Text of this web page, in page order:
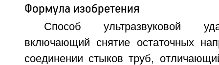
Формула изобретения
Способ ультразвуковой
включающий снятие остаточных
соединении стыков труб,